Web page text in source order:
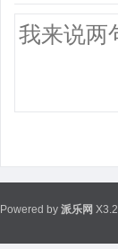
Powered by 派乐网 X3.2